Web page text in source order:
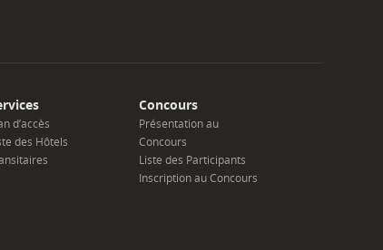
d’accès
des Hôtels
Concours
Présentation au
Concours
Liste des Participants
Inscription au Concours